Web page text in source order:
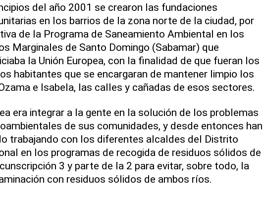
del año 2001 se crearon las fundaciones
en los barrios de la zona norte de la ciudad, por
de la Programa de Saneamiento Ambiental en los
Marginales de Santo Domingo (Sabamar) que
la Unión Europea, con la finalidad de que fueran los
habitantes que se encargaran de mantener limpio los
e Isabela, las calles y cañadas de esos sectores.
era integrar a la gente en la solución de los problemas
de sus comunidades, y desde entonces han
trabajando con los diferentes alcaldes del Distrito
en los programas de recogida de residuos sólidos de
3 y parte de la 2 para evitar, sobre todo, la
con residuos sólidos de ambos ríos.